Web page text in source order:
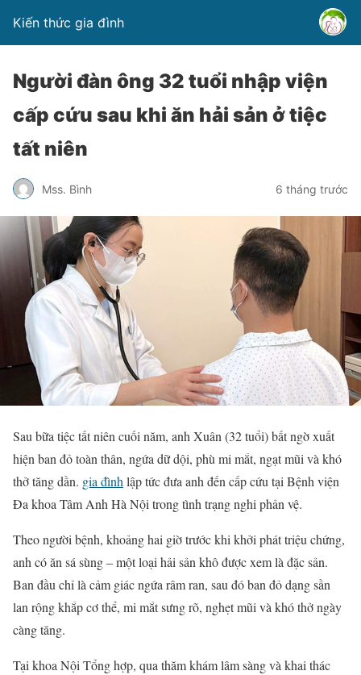
Kiến thức gia đình
Người đàn ông 32 tuổi nhập viện
cấp cứu sau khi ăn hải sản ở tiệc
tất niên
Mss. Bình 6 tháng trước
Sau bữa tiệc tất niên cuối năm, anh Xuân (32 tuổi) bất ngờ xuất
hiện ban đỏ toàn thân, ngứa dữ dội, phù mi mắt, ngạt mũi và khó
thở tăng dần. gia đìnhlập tức đưa anh đến cấp cứu tại Bệnh viện
Đa khoa Tâm Anh Hà Nội trong tình trạng nghi phản vệ.
Theo người bệnh, khoảng hai giờ trước khi khởi phát triệu chứng,
anh có ăn sá sùng – một loại hải sản khô được xem là đặc sản.
Ban đầu chỉ là cảm giác ngứa râm ran, sau đó ban đỏ dạng sần
lan rộng khắp cơ thể, mi mắt sưng rõ, nghẹt mũi và khó thở ngày
càng tăng.
Tại khoa Nội Tổng hợp, qua thăm khám lâm sàng và khai thác